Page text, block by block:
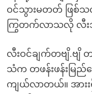
ဝင်သွားမတတ် ဖြစ်
ကြွတက်လာသလို လီး
လီးဝင်ချက်တဗျိ.ဗျိ
သံက တဖန်းဖန်းမြ
ကျယ်လာတယ်။ အားး